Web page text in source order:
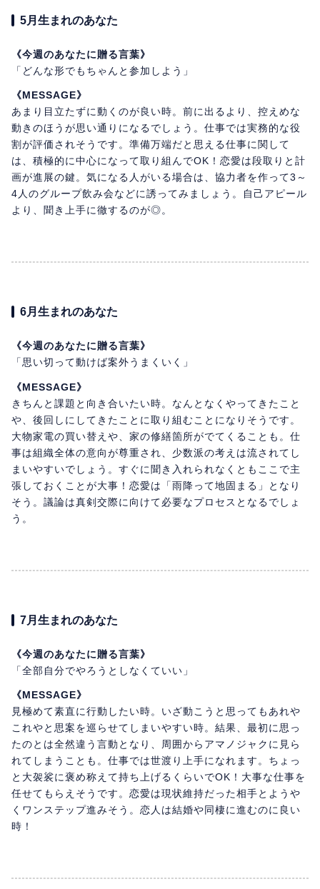
5月生まれのあなた
《今週のあなたに贈る言葉》
「どんな形でもちゃんと参加しよう」
《MESSAGE》
あまり目立たずに動くのが良い時。前に出るより、控えめな
動きのほうが思い通りになるでしょう。仕事では実務的な役
割が評価されそうです。準備万端だと思える仕事に関して
は、積極的に中心になって取り組んでOK！恋愛は段取りと計
画が進展の鍵。気になる人がいる場合は、協力者を作って3～
4人のグループ飲み会などに誘ってみましょう。自己アピール
より、聞き上手に徹するのが◎。
6月生まれのあなた
《今週のあなたに贈る言葉》
「思い切って動けば案外うまくいく」
《MESSAGE》
きちんと課題と向き合いたい時。なんとなくやってきたこと
や、後回しにしてきたことに取り組むことになりそうです。
大物家電の買い替えや、家の修繕箇所がでてくることも。仕
事は組織全体の意向が尊重され、少数派の考えは流されてし
まいやすいでしょう。すぐに聞き入れられなくともここで主
張しておくことが大事！恋愛は「雨降って地固まる」となり
そう。議論は真剣交際に向けて必要なプロセスとなるでしょ
う。
7月生まれのあなた
《今週のあなたに贈る言葉》
「全部自分でやろうとしなくていい」
《MESSAGE》
見極めて素直に行動したい時。いざ動こうと思ってもあれや
これやと思案を巡らせてしまいやすい時。結果、最初に思っ
たのとは全然違う言動となり、周囲からアマノジャクに見ら
れてしまうことも。仕事では世渡り上手になれます。ちょっ
と大袈裟に褒め称えて持ち上げるくらいでOK！大事な仕事を
任せてもらえそうです。恋愛は現状維持だった相手とようや
くワンステップ進みそう。恋人は結婚や同棲に進むのに良い
時！